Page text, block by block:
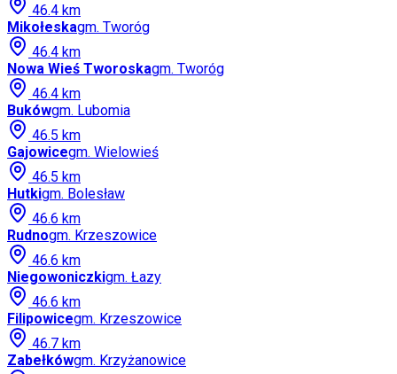
46.4 km
Mikołeskagm. Tworóg
46.4 km
Nowa Wieś Tworoskagm. Tworóg
46.4 km
Bukówgm. Lubomia
46.5 km
Gajowicegm. Wielowieś
46.5 km
Hutkigm. Bolesław
46.6 km
Rudnogm. Krzeszowice
46.6 km
Niegowoniczkigm. Łazy
46.6 km
Filipowicegm. Krzeszowice
46.7 km
Zabełkówgm. Krzyżanowice